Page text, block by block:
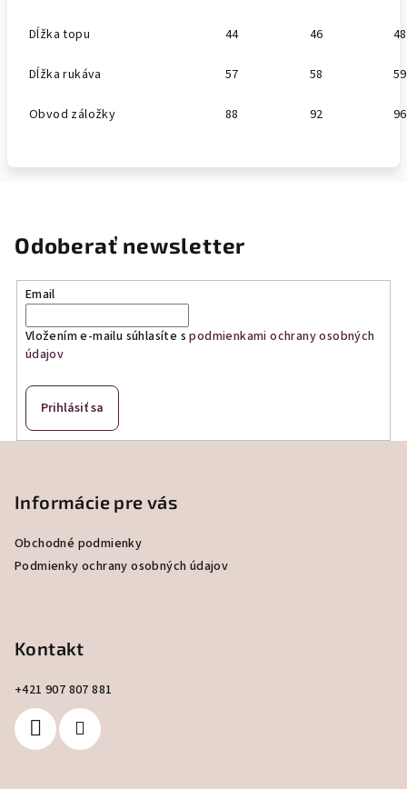
Dĺžka topu 44 46 48
Dĺžka rukáva 57 58 59
Obvod záložky 88 92 96
Odoberať newsletter
Email
Vložením e-mailu súhlasíte spodmienkami ochrany osobných
údajov
Prihlásiť sa
Informácie pre vás
Obchodné podmienky
Podmienky ochrany osobných údajov
Kontakt
+421 907 807 881